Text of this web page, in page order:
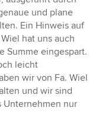
und plane
Ein Hinweis auf
hat uns auch
Summe eingespart.
leicht
wir von Fa. Wiel
und wir sind
Unternehmen nur